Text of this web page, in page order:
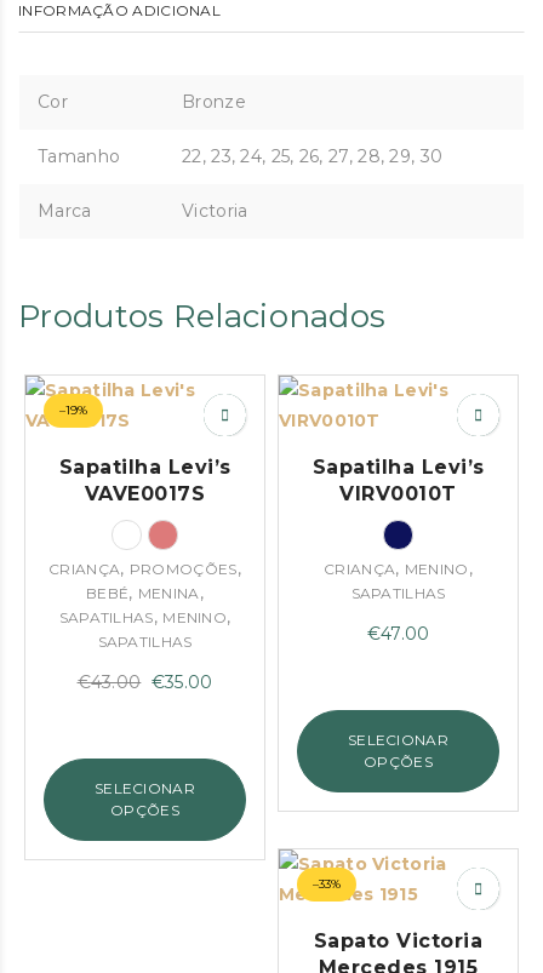
INFORMAÇÃO ADICIONAL
Cor Bronze
Tamanho 22, 23, 24, 25, 26, 27, 28, 29, 30
Marca Victoria
Produtos Relacionados
–19%
Sapatilha Levi’s
VAVE0017S
CRIANÇA, PROMOÇÕES,
BEBÉ, MENINA,
SAPATILHAS, MENINO,
SAPATILHAS
€43.00 O
€43.00.
€35.00
é:
€35.00.
SELECIONAR
OPÇÕES
Sapatilha Levi’s
VIRV0010T
CRIANÇA, MENINO ,
SAPATILHAS
€47.00
SELECIONAR
OPÇÕES
–33%
Sapato Victoria
Mercedes 1915